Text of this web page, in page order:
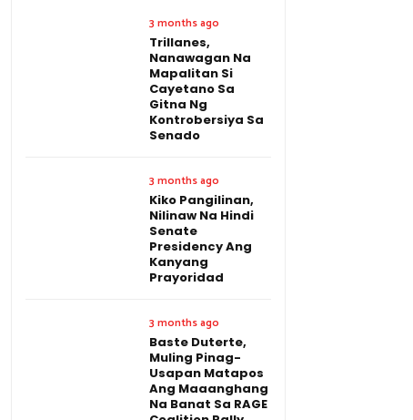
3 months ago
Trillanes,
Nanawagan Na
Mapalitan Si
Cayetano Sa
Gitna Ng
Kontrobersiya Sa
Senado
3 months ago
Kiko Pangilinan,
Nilinaw Na Hindi
Senate
Presidency Ang
Kanyang
Prayoridad
3 months ago
Baste Duterte,
Muling Pinag-
Usapan Matapos
Ang Maaanghang
Na Banat Sa RAGE